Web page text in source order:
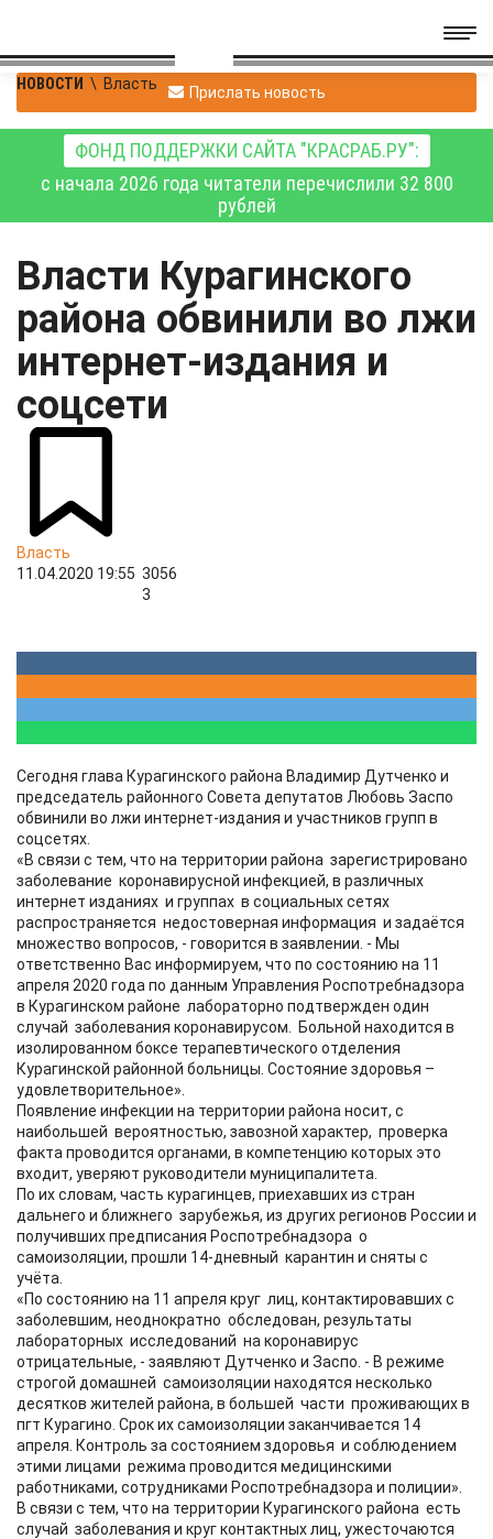
НОВОСТИ \ Власть Прислать новость
ФОНД ПОДДЕРЖКИ САЙТА "КРАСРАБ.РУ":
с начала 2026 года читатели перечислили 32 800
рублей
Власти Курагинского
района обвинили во лжи
интернет-издания и
соцсети
Власть
11.04.2020 19:55 3056
3
Сегодня глава Курагинского района Владимир Дутченко и
председатель районного Совета депутатов Любовь Заспо
обвинили во лжи интернет-издания и участников групп в
соцсетях.
«В связи с тем, что на территории района зарегистрировано
заболевание коронавирусной инфекцией, в различных
интернет изданиях и группах в социальных сетях
распространяется недостоверная информация и задаётся
множество вопросов, - говорится в заявлении. - Мы
ответственно Вас информируем, что по состоянию на 11
апреля 2020 года по данным Управления Роспотребнадзора
в Курагинском районе лабораторно подтвержден один
случай заболевания коронавирусом. Больной находится в
изолированном боксе терапевтического отделения
Курагинской районной больницы. Состояние здоровья –
удовлетворительное».
Появление инфекции на территории района носит, с
наибольшей вероятностью, завозной характер, проверка
факта проводится органами, в компетенцию которых это
входит, уверяют руководители муниципалитета.
По их словам, часть курагинцев, приехавших из стран
дальнего и ближнего зарубежья, из других регионов России и
получивших предписания Роспотребнадзора о
самоизоляции, прошли 14-дневный карантин и сняты с
учёта.
«По состоянию на 11 апреля круг лиц, контактировавших с
заболевшим, неоднократно обследован, результаты
лабораторных исследований на коронавирус
отрицательные, - заявляют Дутченко и Заспо. - В режиме
строгой домашней самоизоляции находятся несколько
десятков жителей района, в большей части проживающих в
пгт Курагино. Срок их самоизоляции заканчивается 14
апреля. Контроль за состоянием здоровья и соблюдением
этими лицами режима проводится медицинскими
работниками, сотрудниками Роспотребнадзора и полиции».
В связи с тем, что на территории Курагинского района есть
случай заболевания и круг контактных лиц, ужесточаются